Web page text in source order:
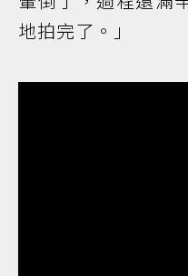
地拍完了。」